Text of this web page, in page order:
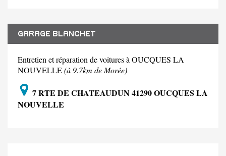
GARAGE BLANCHET
Entretien et réparation de voitures à OUCQUES LA
NOUVELLE(à 9.7km de Morée)
7 RTE DE CHATEAUDUN 41290 OUCQUES LA
NOUVELLE